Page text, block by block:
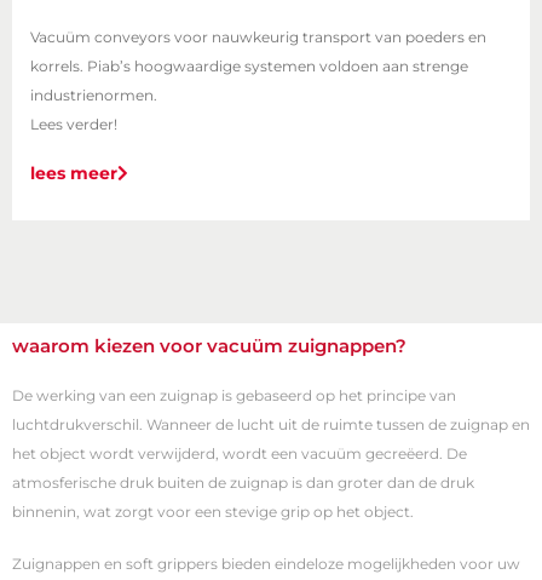
Vacuüm conveyors voor nauwkeurig transport van poeders en
korrels. Piab’s hoogwaardige systemen voldoen aan strenge
industrienormen.
Lees verder!
lees meer
waarom kiezen voor vacuüm zuignappen?
De werking van een zuignap is gebaseerd op het principe van
luchtdrukverschil. Wanneer de lucht uit de ruimte tussen de zuignap en
het object wordt verwijderd, wordt een vacuüm gecreëerd. De
atmosferische druk buiten de zuignap is dan groter dan de druk
binnenin, wat zorgt voor een stevige grip op het object.
Zuignappen en soft grippers bieden eindeloze mogelijkheden voor uw